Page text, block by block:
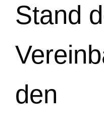
Stand
den